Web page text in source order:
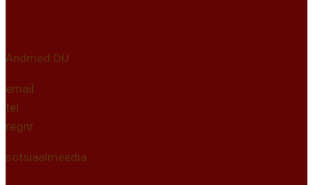
Andmed OÜ
email
tel
regnr
sotsiaalmeedia